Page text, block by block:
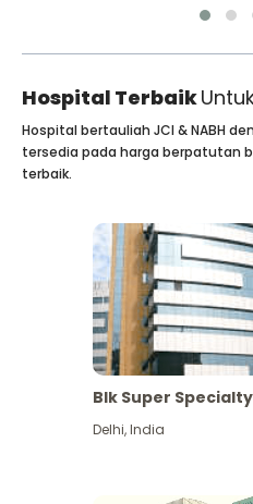
Hospital Terbaik
Hospital bertauliah JCI & NABH
tersedia pada harga berpatutan
terbaik.
Blk Super
Delhi,India